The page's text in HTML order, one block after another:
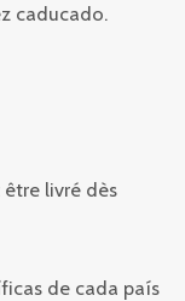
caducado.
livré dès
de cada país